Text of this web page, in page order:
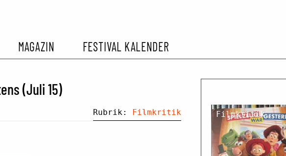
FILMFESTIVALS
MAGAZIN
FESTIVALBERICHTE
FESTIVAL KALENDER
(Juli 15)
Rubrik: Filmkritik Filmkritik